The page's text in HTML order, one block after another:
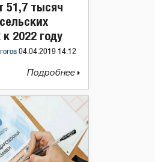
51,7 тысяч
2022 году
04.04.2019 14:12
Подробнее